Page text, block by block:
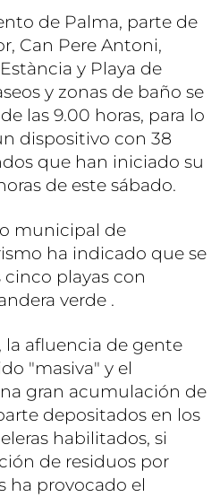
de Palma, parte de
Can Pere Antoni,
y Playa de
y zonas de baño se
las 9.00 horas, para lo
dispositivo con 38
que han iniciado su
de este sábado.
municipal de
ha indicado que se
playas con
verde .
la afluencia de gente
"masiva" y el
gran acumulación de
depositados en los
habilitados, si
de residuos por
ha provocado el